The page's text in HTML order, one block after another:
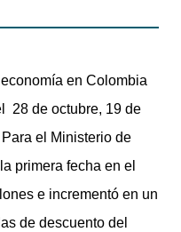
en Colombia
28 de octubre, 19 de
el Ministerio de
primera fecha en el
e incrementó en un
de descuento del